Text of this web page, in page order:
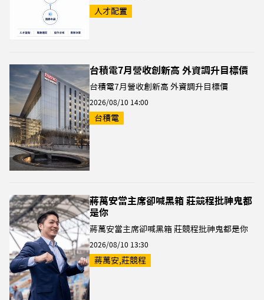
人才配置
台積電7月營收創新高 外資調升目標價
台積電7月營收創新高 外資調升目標價
2026/08/10 14:00
台積電
蔣萬安當主席卻喊黑箱 莊競程批神鬼都
是你
蔣萬安當主席卻喊黑箱 莊競程批神鬼都是你
2026/08/10 13:30
蔣萬安,莊競程